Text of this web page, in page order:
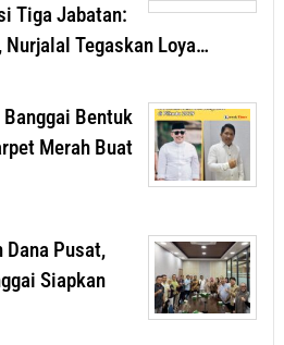
Tiga Jabatan:
Nurjalal Tegaskan Loya…
Banggai Bentuk
Merah Buat
Pusat,
Siapkan